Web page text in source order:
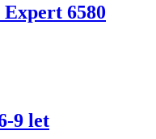
6580
9 let